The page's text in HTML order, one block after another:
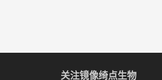
关注镜像绮点生物